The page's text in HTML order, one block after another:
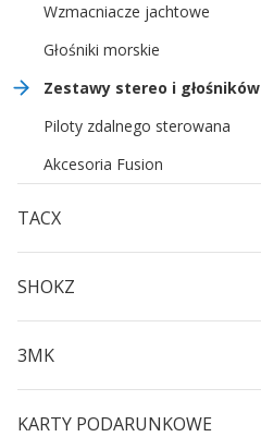
Wzmacniacze jachtowe
Głośniki morskie
Zestawy stereo i głośników
Piloty zdalnego sterowana
Akcesoria Fusion
TACX
SHOKZ
3MK
KARTY PODARUNKOWE